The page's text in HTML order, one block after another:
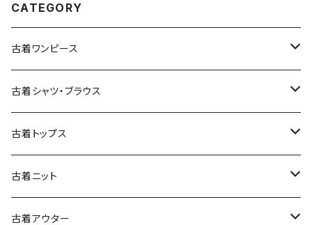
CATEGORY
古着ワンピース
古着長袖ワンピース
古着半袖ワンピース
古着ノースリーブワンピース
古着キャミソールワンピース
古着シャツ・ブラウス
古着長袖シャツ・ブラウス
古着半袖シャツ・ブラウス
古着ノースリーブシャツ・ブラウス
古着トップス
古着スウェット&パーカー
古着スウェット
古着プルオーバー
古着ニット
古着セーター
古着アウター